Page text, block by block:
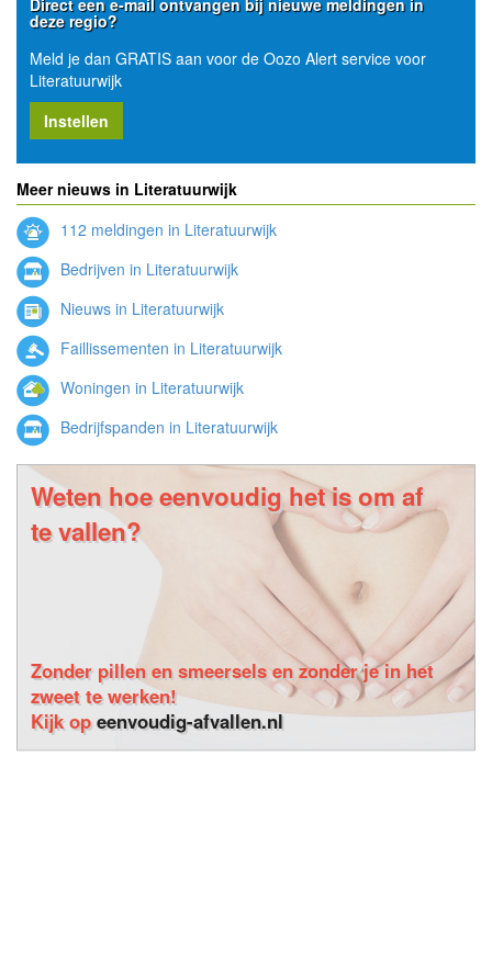
deze regio?
Meld je dan GRATIS aan voor de Oozo Alert service voor
Literatuurwijk
Instellen
Meer nieuws in Literatuurwijk
112 meldingen in Literatuurwijk
Bedrijven in Literatuurwijk
Nieuws in Literatuurwijk
Faillissementen in Literatuurwijk
Woningen in Literatuurwijk
Bedrijfspanden in Literatuurwijk
Weten hoe eenvoudig het is om af
te vallen?
Zonder pillen en smeersels en zonder je in het
zweet te werken!
Kijk opeenvoudig-afvallen.nl